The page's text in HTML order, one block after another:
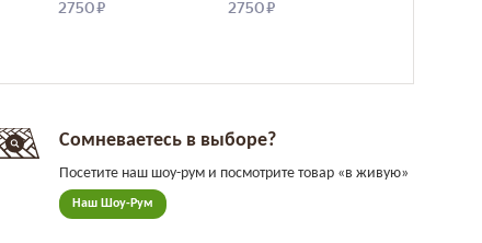
Сомневаетесь в выборе?
Посетите наш шоу-рум и посмотрите товар «в живую»
Наш Шоу-Рум